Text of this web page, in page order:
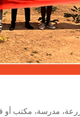
مدرسة، مكتب أو